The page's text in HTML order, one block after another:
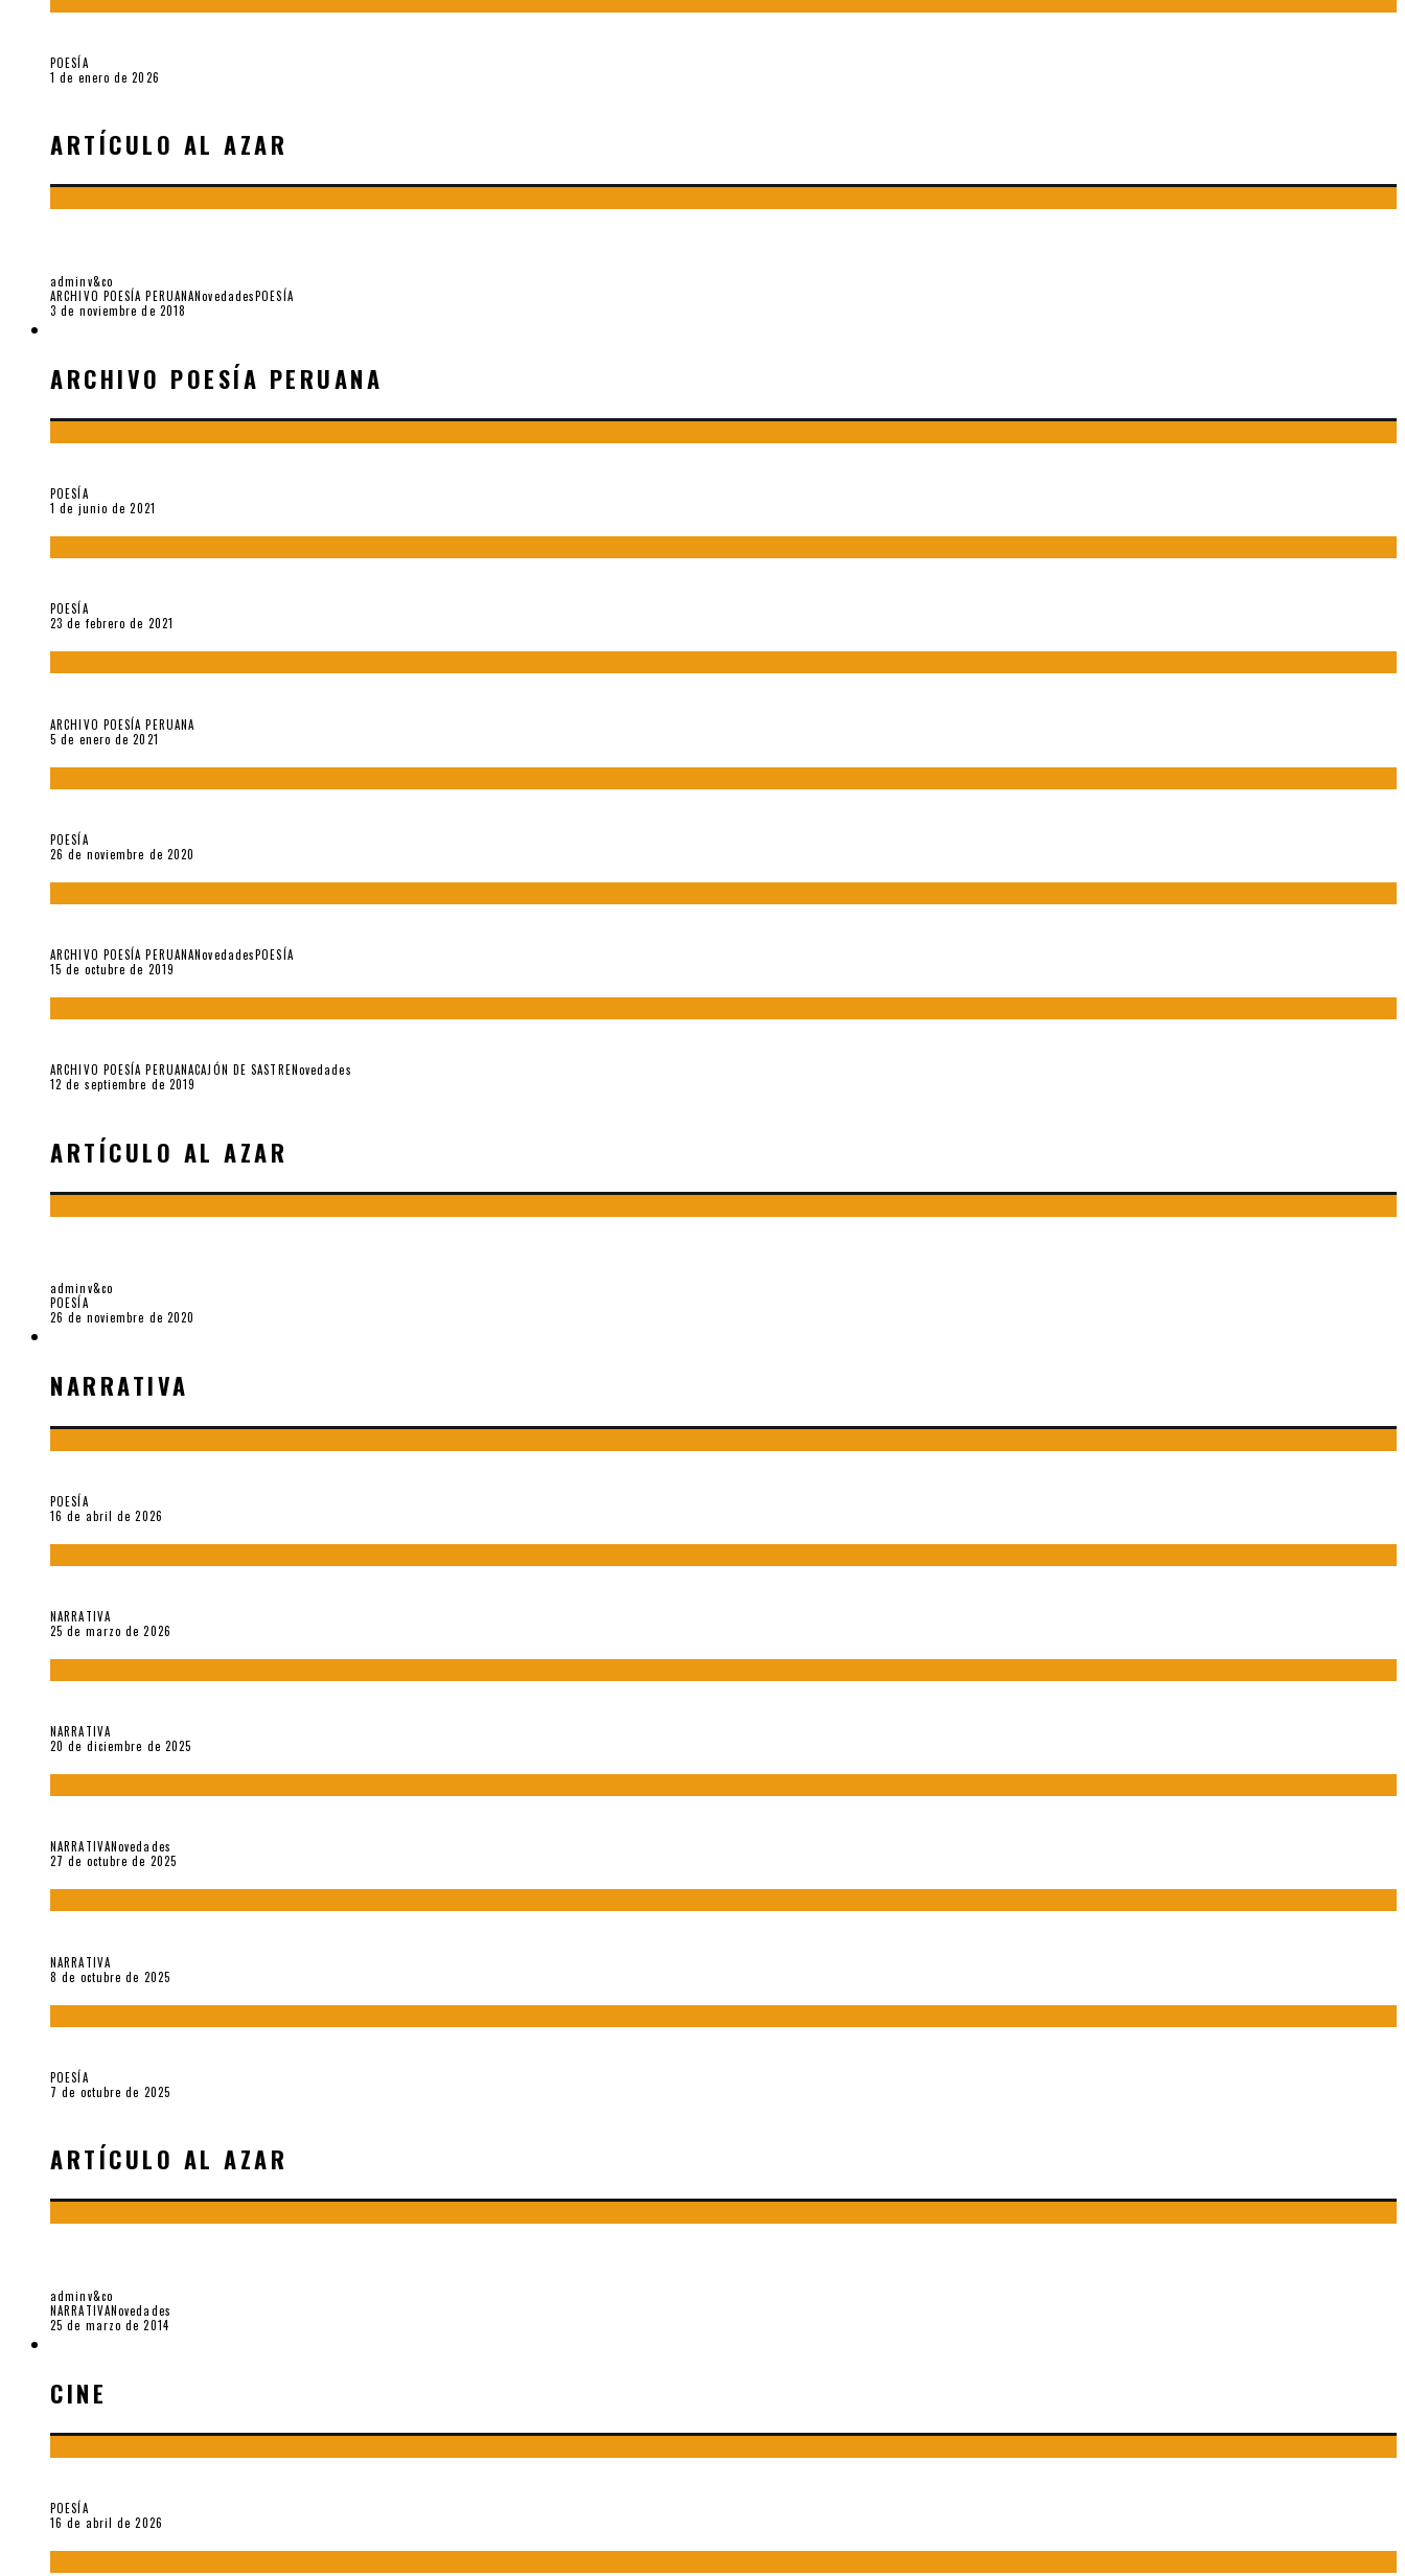
POESÍA
1 de enero de 2026
ARTÍCULO AL AZAR
adminv&co
ARCHIVO POESÍA PERUANANovedadesPOESÍA
3 de noviembre de 2018
ARCHIVO POESÍA PERUANA
POESÍA
1 de junio de 2021
POESÍA
23 de febrero de 2021
ARCHIVO POESÍA PERUANA
5 de enero de 2021
POESÍA
26 de noviembre de 2020
ARCHIVO POESÍA PERUANANovedadesPOESÍA
15 de octubre de 2019
ARCHIVO POESÍA PERUANACAJÓN DE SASTRENovedades
12 de septiembre de 2019
ARTÍCULO AL AZAR
adminv&co
POESÍA
26 de noviembre de 2020
NARRATIVA
POESÍA
16 de abril de 2026
NARRATIVA
25 de marzo de 2026
NARRATIVA
20 de diciembre de 2025
NARRATIVANovedades
27 de octubre de 2025
NARRATIVA
8 de octubre de 2025
POESÍA
7 de octubre de 2025
ARTÍCULO AL AZAR
adminv&co
NARRATIVANovedades
25 de marzo de 2014
CINE
POESÍA
16 de abril de 2026